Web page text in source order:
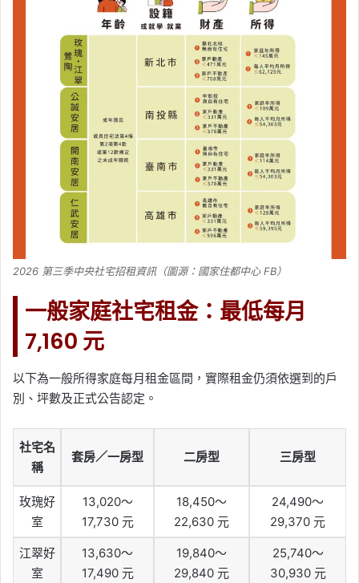
2026 第三季中央社宅招租資訊（圖源：國家住都中心 FB）
一般家庭社宅租金：最低每月
7,160 元
以下為一般所得家庭每月租金區間，實際租金仍須依選到的戶
別、坪數及正式公告認定。
社宅名
稱
套房／一房型 二房型 三房型
玫瑰好
室
13,020～
17,730 元
18,450～
22,630 元
24,490～
29,370 元
江翠好
室
13,630～
17,490 元
19,840～
29,840 元
25,740～
30,930 元